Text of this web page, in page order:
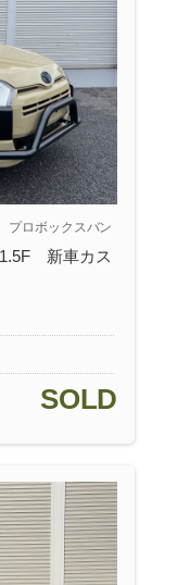
プロボックスバン
新車カス
SOLD